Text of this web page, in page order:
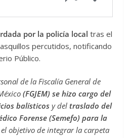
por la policía local tras el
percutidos, notificando
Público.
de la Fiscalía General de
(FGJEM) se hizo cargo del
balísticosy del traslado del
Forense (Semefo) para la
objetivo de integrar la carpeta